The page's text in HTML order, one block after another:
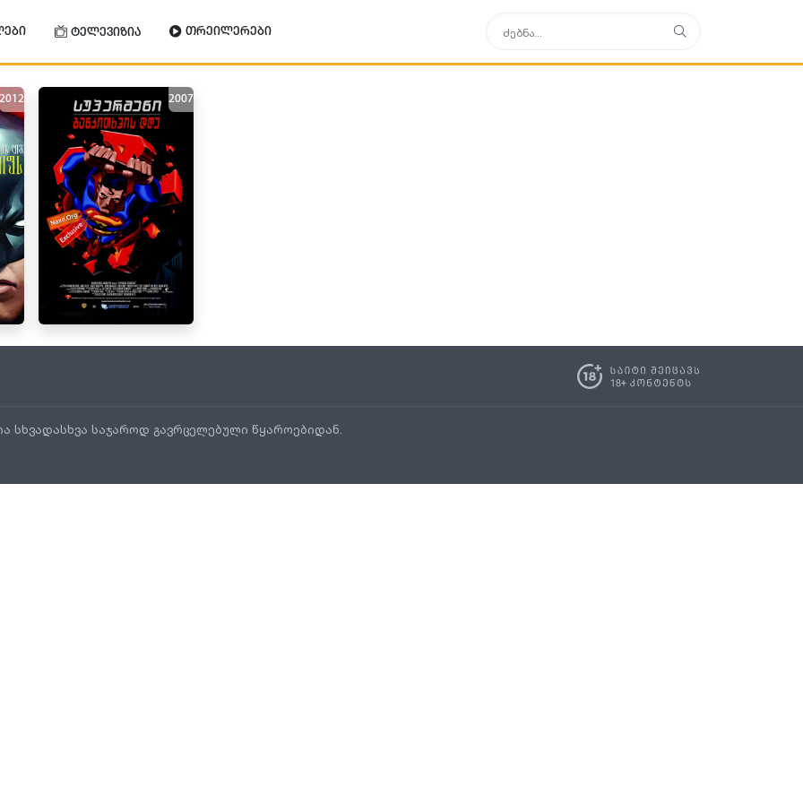
ტელევიზია თრეილერები
2012 2007
სხვადასხვა საჯაროდ გავრცელებული წყაროებიდან.